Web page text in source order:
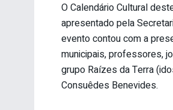
O Calendário Cultural
apresentado pela
evento contou com a
municipais, professores,
grupo Raízes da Terra
Consuêdes Benevides.